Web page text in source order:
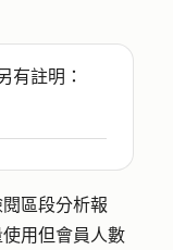
有註明：
區段分析報
用但會員人數